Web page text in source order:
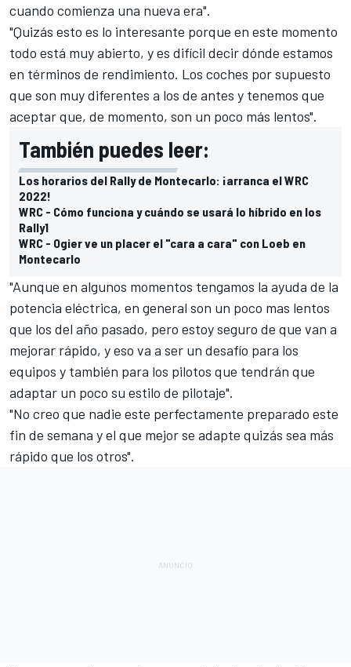
cuando comienza una nueva era".
"Quizás esto es lo interesante porque en este momento
todo está muy abierto, y es difícil decir dónde estamos
en términos de rendimiento. Los coches por supuesto
que son muy diferentes a los de antes y tenemos que
aceptar que, de momento, son un poco más lentos".
También puedes leer:
Los horarios del Rally de Montecarlo: ¡arranca el WRC
2022!
WRC - Cómo funciona y cuándo se usará lo híbrido en los
Rally1
WRC - Ogier ve un placer el "cara a cara" con Loeb en
Montecarlo
"Aunque en algunos momentos tengamos la ayuda de la
potencia eléctrica, en general son un poco mas lentos
que los del año pasado, pero estoy seguro de que van a
mejorar rápido, y eso va a ser un desafío para los
equipos y también para los pilotos que tendrán que
adaptar un poco su estilo de pilotaje".
"No creo que nadie este perfectamente preparado este
fin de semana y el que mejor se adapte quizás sea más
rápido que los otros".